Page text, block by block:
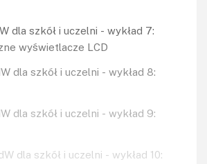
dla szkół i uczelni - wykład 7:
wyświetlacze LCD
dla szkół i uczelni - wykład 8:
dla szkół i uczelni - wykład 9:
dla szkół i uczelni - wykład 10: